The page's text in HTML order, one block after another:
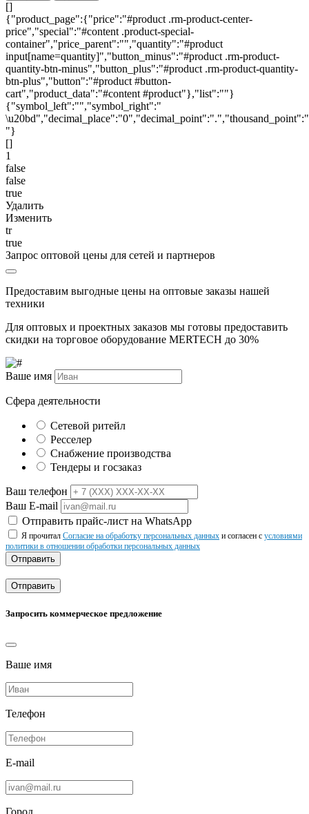
[]
{"product_page":{"price":"#product .rm-product-center-
price","special":"#content .product-special-
container","price_parent":"","quantity":"#product
input[name=quantity]","button_minus":"#product .rm-product-
quantity-btn-minus","button_plus":"#product .rm-product-quantity-
btn-plus","button":"#product #button-
cart","product_data":"#content #product"},"list":""}
{"symbol_left":"","symbol_right":"
\u20bd","decimal_place":"0","decimal_point":".","thousand_point":"
"}
[]
1
false
false
true
Удалить
Изменить
tr
true
Запрос оптовой цены для сетей и партнеров
Предоставим выгодные цены на оптовые заказы нашей
техники
Для оптовых и проектных заказов мы готовы предоставить
скидки на торговое оборудование MERTECH до 30%
Ваше имя
Сфера деятельности
Сетевой ритейл
Ресселер
Снабжение производства
Тендеры и госзаказ
Ваш телефон
Ваш E-mail
Отправить прайс-лист на WhatsApp
Я прочитал Согласие на обработку персональных данных и согласен с условиями
политики в отношении обработки персональных данных
Отправить
Отправить
Запросить коммерческое предложение
Ваше имя
Телефон
E-mail
Город